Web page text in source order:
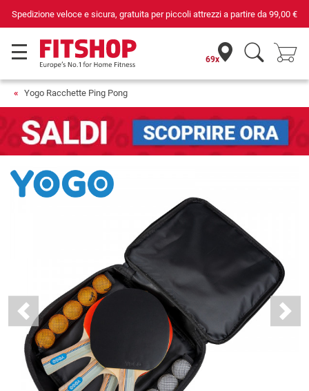
Spedizione veloce e sicura, gratuita per piccoli attrezzi a partire da 99,00 €
69x
Yogo Racchette Ping Pong
Previous Next